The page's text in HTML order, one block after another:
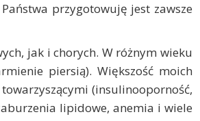
przygotowuję jest zawsze
jak i chorych. W różnym wieku
piersią). Większość moich
(insulinooporność,
lipidowe, anemia i wiele